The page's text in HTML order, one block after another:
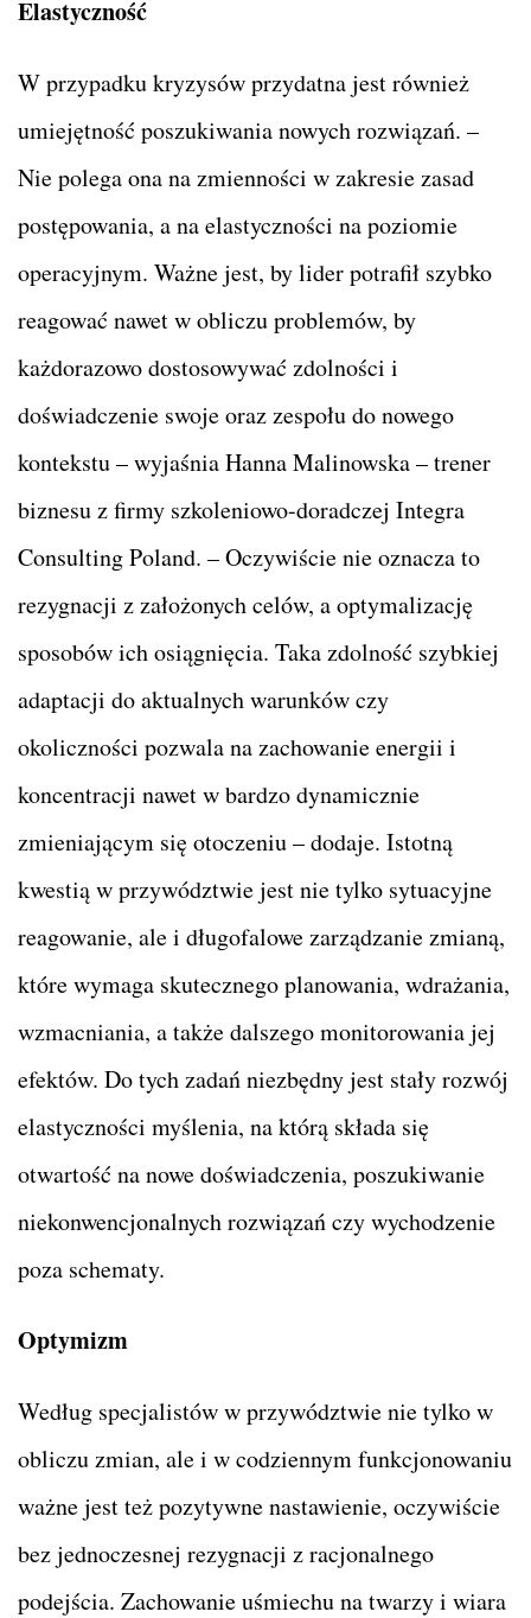
Elastyczność
W przypadku kryzysów przydatna jest również
umiejętność poszukiwania nowych rozwiązań. –
Nie polega ona na zmienności w zakresie zasad
postępowania, a na elastyczności na poziomie
operacyjnym. Ważne jest, by lider potrafił szybko
reagować nawet w obliczu problemów, by
każdorazowo dostosowywać zdolności i
doświadczenie swoje oraz zespołu do nowego
kontekstu – wyjaśnia Hanna Malinowska – trener
biznesu z firmy szkoleniowo-doradczej Integra
Consulting Poland. – Oczywiście nie oznacza to
rezygnacji z założonych celów, a optymalizację
sposobów ich osiągnięcia. Taka zdolność szybkiej
adaptacji do aktualnych warunków czy
okoliczności pozwala na zachowanie energii i
koncentracji nawet w bardzo dynamicznie
zmieniającym się otoczeniu – dodaje. Istotną
kwestią w przywództwie jest nie tylko sytuacyjne
reagowanie, ale i długofalowe zarządzanie zmianą,
które wymaga skutecznego planowania, wdrażania,
wzmacniania, a także dalszego monitorowania jej
efektów. Do tych zadań niezbędny jest stały rozwój
elastyczności myślenia, na którą składa się
otwartość na nowe doświadczenia, poszukiwanie
niekonwencjonalnych rozwiązań czy wychodzenie
poza schematy.
Optymizm
Według specjalistów w przywództwie nie tylko w
obliczu zmian, ale i w codziennym funkcjonowaniu
ważne jest też pozytywne nastawienie, oczywiście
bez jednoczesnej rezygnacji z racjonalnego
podejścia. Zachowanie uśmiechu na twarzy i wiara